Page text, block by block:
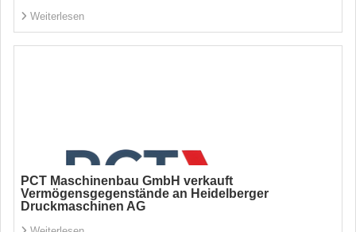
Weiterlesen
PCT Maschinenbau GmbH verkauft
Vermögensgegenstände an Heidelberger
Druckmaschinen AG